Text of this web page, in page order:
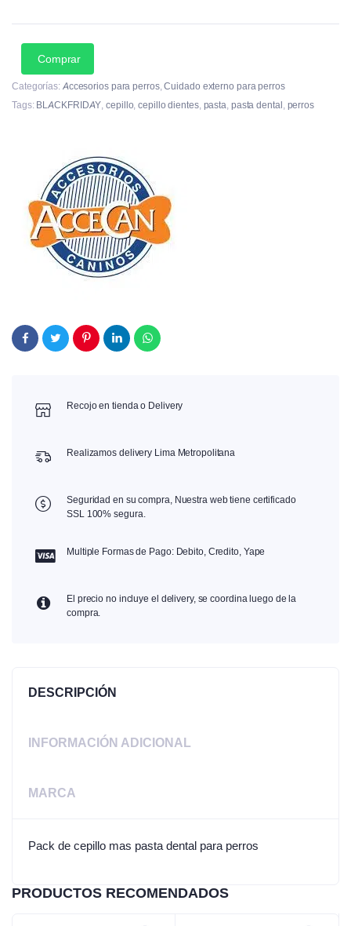
Comprar
Categorías: Accesorios para perros,Cuidado externo para perros
Tags: BLACKFRIDAY,cepillo,cepillo dientes, pasta, pasta dental, perros
Recojo en tienda o Delivery
Realizamos delivery Lima Metropolitana
Seguridad en su compra, Nuestra web tiene certificado
SSL 100% segura.
Multiple Formas de Pago: Debito, Credito, Yape
El precio no incluye el delivery, se coordina luego de la
compra.
DESCRIPCIÓN
INFORMACIÓN ADICIONAL
MARCA
Pack de cepillo mas pasta dental para perros
PRODUCTOS RECOMENDADOS